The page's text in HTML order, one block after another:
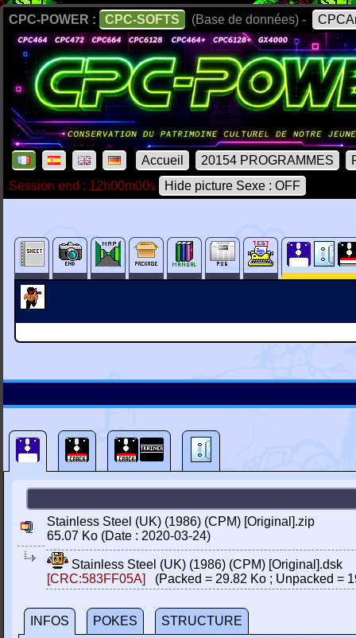
CPC-POWER : CPC-SOFTS (Base de données) -
Accueil 20154 PROGRAMMES
Session end : 12h00m00s
Hide picture Sexe : OFF
Stainless Steel (UK) (1986) (CPM) [Original].zip
65.07 Ko (Date : 2020-03-24)
Stainless Steel (UK) (1986) (CPM) [Original].dsk
[CRC:583FF05A]
(Packed = 29.82 Ko ; Unpacked =
INFOS POKES
STRUCTURE